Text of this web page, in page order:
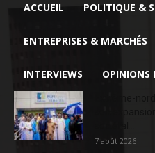
ACCUEIL POLITIQUE &
ENTREPRISES & MARCHÉS
INTERVIEWS OPINIONS
7 août 2026